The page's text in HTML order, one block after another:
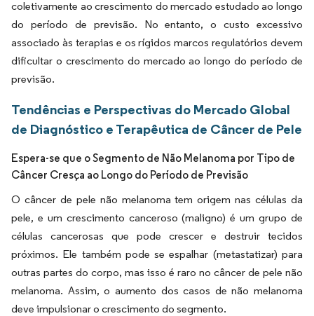
coletivamente ao crescimento do mercado estudado ao longo
do período de previsão. No entanto, o custo excessivo
associado às terapias e os rígidos marcos regulatórios devem
dificultar o crescimento do mercado ao longo do período de
previsão.
Tendências e Perspectivas do Mercado Global
de Diagnóstico e Terapêutica de Câncer de Pele
Espera-se que o Segmento de Não Melanoma por Tipo de
Câncer Cresça ao Longo do Período de Previsão
O câncer de pele não melanoma tem origem nas células da
pele, e um crescimento canceroso (maligno) é um grupo de
células cancerosas que pode crescer e destruir tecidos
próximos. Ele também pode se espalhar (metastatizar) para
outras partes do corpo, mas isso é raro no câncer de pele não
melanoma. Assim, o aumento dos casos de não melanoma
deve impulsionar o crescimento do segmento.